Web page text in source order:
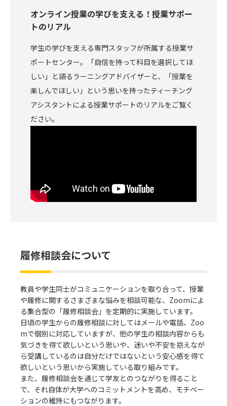
オンライン授業の学びを支える！授業サポー
トのリアル
学生の学びを支える専門スタッフが所属する授業サ
ポートセンター。「自信を持って科目を選択してほ
しい」と語るラーニングアドバイザーと、「授業を
楽しんでほしい」という思いを持ったティーチング
アシスタントによる授業サポートのリアルをご覧く
ださい。
履修相談会について
教員や学生同士がコミュニケーションを取り合って、授業
や履修に関するさまざまな悩みを相談可能な、Zoomによ
る集合型の「履修相談会」を定期的に実施しています。
日頃の学生からの履修相談に対してはメールや電話、Zoo
mで個別に対応していますが、他の学生の相談内容からも
気づきを得て欲しいという思いや、迷いや不安を抱えなが
ら受講しているのは自分だけではないという安心感を得て
欲しいという思いから実施している取り組みです。
また、履修相談会を通じて学友とのつながりを得ること
で、それ自体が大学へのコミットメントを高め、モチベー
ションの維持にもつながります。